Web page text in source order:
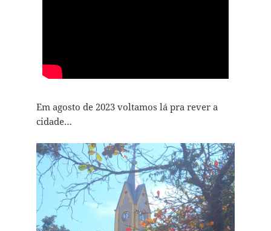
Em agosto de 2023 voltamos lá pra rever a
cidade…